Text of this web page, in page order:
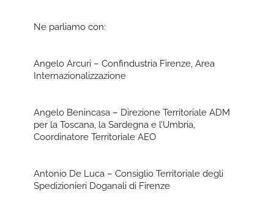
Ne parliamo con:
Angelo Arcuri – Confindustria Firenze, Area
Internazionalizzazione
Angelo Benincasa – Direzione Territoriale ADM
per la Toscana, la Sardegna e l’Umbria,
Coordinatore Territoriale AEO
Antonio De Luca – Consiglio Territoriale degli
Spedizionieri Doganali di Firenze